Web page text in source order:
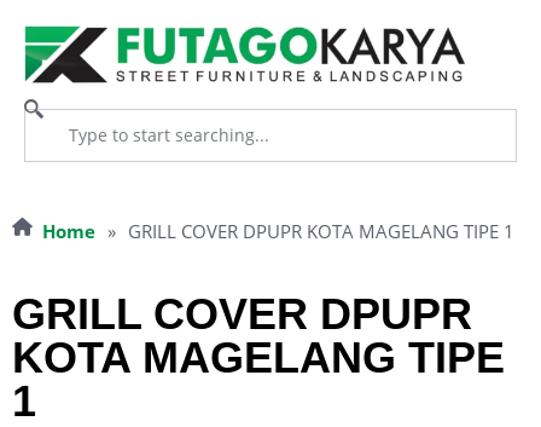
Home » GRILL COVER DPUPR KOTA MAGELANG TIPE 1
GRILL COVER DPUPR
KOTA MAGELANG TIPE
1